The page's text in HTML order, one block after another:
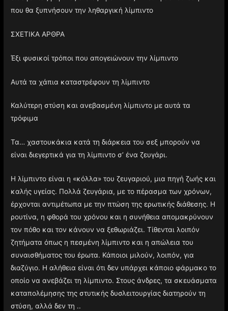
που θα ξυπνήσουν την ληθαργική λίμπιντο
ΣΧΕΤΙΚΑ ΑΡΘΡΑ
Έξι φυσικοί τρόποι που απογειώνουν την λίμπιντο
Αυτά τα χάπια καταστρέφουν τη λίμπιντο
Καλύτερη στύση και ανεβασμένη λίμπιντο με αυτά τα
τρόφιμα
Τα… χαστουκάκια κατά τη διάρκεια του σεξ μπορούν να
είναι διεγερτικά για τη λίμπιντο σ’ ένα ζευγάρι.
Η λίμπιντο είναι η «κόλλα» του ζευγαριού, μια πηγή ζωής και
καλής υγείας. Πολλά ζευγάρια, με το πέρασμα των χρόνων,
έρχονται αντιμέτωπα με την πτώση της ερωτικής διάθεσης. Η
ρουτίνα, η φθορά του χρόνου και η συνήθεια απομακρύνουν
τον πόθο και τον κάνουν να ξεθωριάζει. Τίθενται λοιπόν
ζητήματα όπως η πεσμένη λίμπιντο και η απώλεια του
συναισθήματος του έρωτα. Κάποιοι μιλούν, λοιπόν, για
διαζύγιο. Η αλήθεια είναι ότι δεν υπάρχει κάποιο φάρμακο το
οποίο να ανεβάζει τη λίμπιντο. Στους άνδρες, τα σκευάσματα
καταπολέμησης της στυτικής δυσλειτουργίας διατηρούν τη
στύση, αλλά δεν τη ..